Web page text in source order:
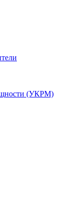
(УКРМ)